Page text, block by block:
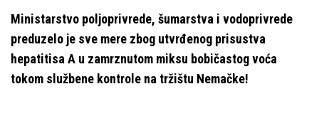
Ministarstvo poljoprivrede, šumarstva i vodoprivrede
preduzelo je sve mere zbog utvrđenog prisustva
hepatitisa A u zamrznutom miksu bobičastog voća
tokom službene kontrole na tržištu Nemačke!